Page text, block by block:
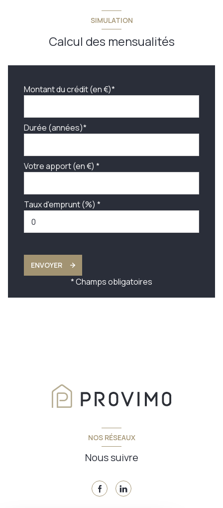
SIMULATION
Calcul des mensualités
Montant du crédit (en €)*
Durée (années)*
Votre apport (en €) *
Taux d'emprunt (%) *
ENVOYER
* Champs obligatoires
NOS RÉSEAUX
Nous suivre